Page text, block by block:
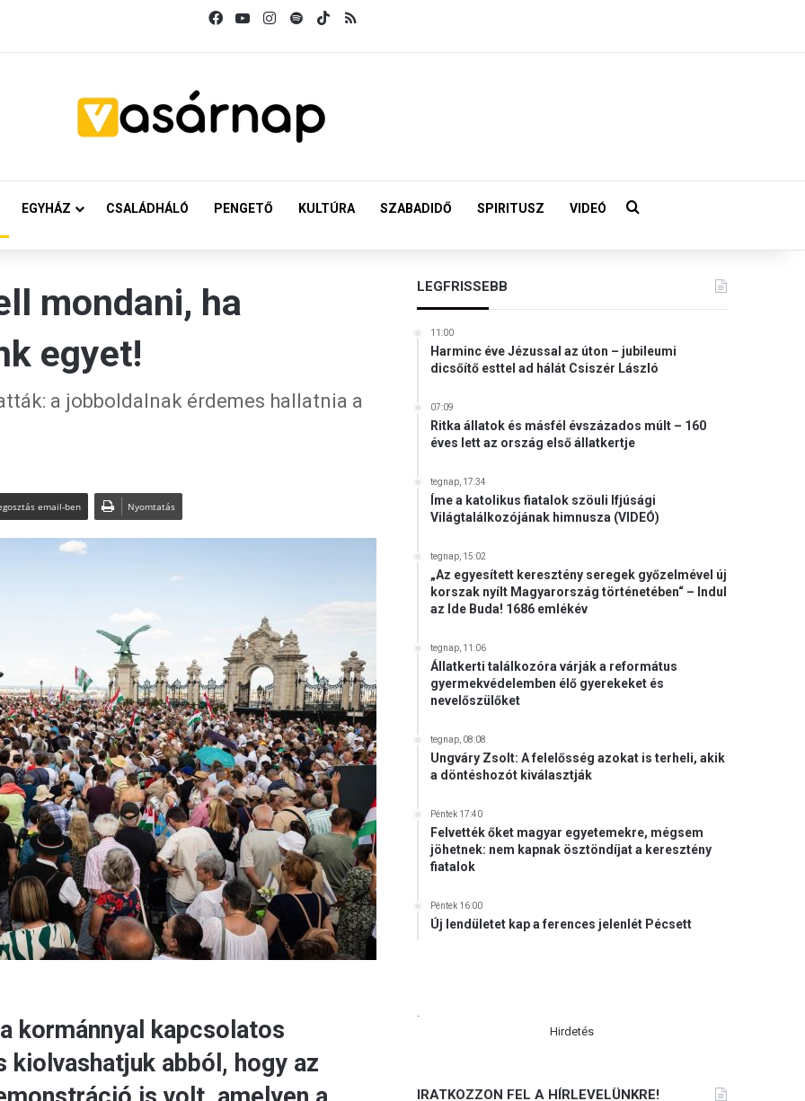
FacebookYouTubeInstagramSpotifyTikTokRSS
EGYHÁZ CSALÁDHÁLÓ PENGETŐ KULTÚRA SZABADIDŐ SPIRITUSZ VIDEÓ Keresés:
mondani, ha
egyet!
a jobboldalnak érdemes hallatnia a
email-ben Nyomtatás
kormánnyal kapcsolatos
abból, hogy az
LEGFRISSEBB
11:00
Harminc éve Jézussal az úton – jubileumi
dicsőítő esttel ad hálát Csiszér László
07:09
Ritka állatok és másfél évszázados múlt – 160
éves lett az ország első állatkertje
tegnap, 17:34
Íme a katolikus fiatalok szöuli Ifjúsági
Világtalálkozójának himnusza (VIDEÓ)
tegnap, 15:02
„Az egyesített keresztény seregek győzelmével új
korszak nyílt Magyarország történetében“ – Indul
az Ide Buda! 1686 emlékév
tegnap, 11:06
Állatkerti találkozóra várják a református
gyermekvédelemben élő gyerekeket és
nevelőszülőket
tegnap, 08:08
Ungváry Zsolt: A felelősség azokat is terheli, akik
a döntéshozót kiválasztják
Péntek 17:40
Felvették őket magyar egyetemekre, mégsem
jöhetnek: nem kapnak ösztöndíjat a keresztény
fiatalok
Péntek 16:00
Új lendületet kap a ferences jelenlét Pécsett
.
Hirdetés
IRATKOZZON FEL A HÍRLEVELÜNKRE!